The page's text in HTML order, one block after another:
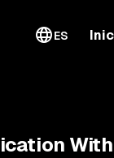
ES